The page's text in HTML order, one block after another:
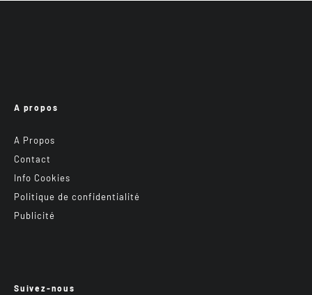
A propos
A Propos
Contact
Info Cookies
Politique de confidentialité
Publicité
Suivez-nous